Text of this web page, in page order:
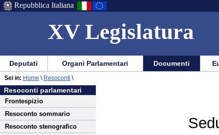
XV Legislatura
Menu
di
ausilio
alla
navigazione
Vai
Menu
di
navigazione
principale
Repubblica Italiana
Menu
di
navigazione
principale
Vai
menu
di
sezione
Deputati Organi Parlamentari Documenti
Vai
al
contenuto
Resoconti parlamentari
Frontespizio
Resoconto sommario
Resoconto stenografico
Sei in: Home \ Resoconti \